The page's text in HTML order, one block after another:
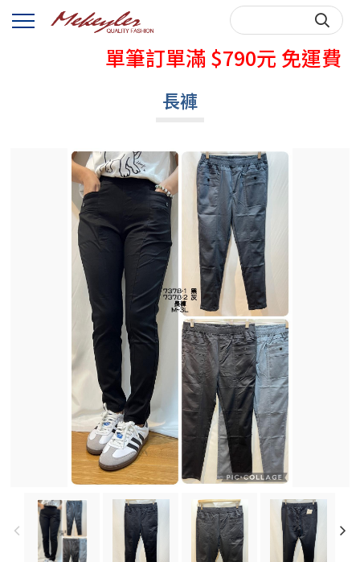
秋天牛仔褲熱賣中
單筆訂單滿 $790元 免運費
購買前，請先詳閱購物說明~
秋天牛仔褲熱賣中
單筆訂單滿 $790元 免運費
購買前，請先詳閱購物說明~
長褲